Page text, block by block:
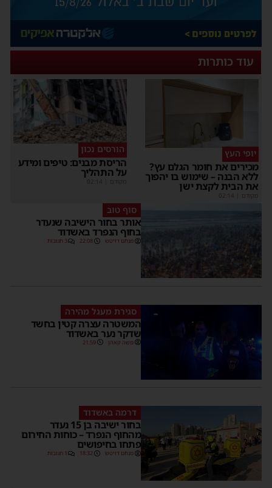
עוד כותרות
יופי העץ
מכירים את חומר הגלם עץ?
ללא הבנה – שימוש בו יהפוך
את הבית לקצת ישן
מקודם
הורסים נכון
הריסת מבנים: טיפים ומידע
על התהליך
מקודם
סוף טוב
אותר בחור הישיבה שנעדר
בחוף הנפרד באשדוד
מנחם דויטש 22:08 3 תגובות
סגירת מעגל מהירה
המשטרה עצרה קטין בחשד
שדקר נער באשדוד
משה קאהן 21:59
דרמה באשדוד
בחור ישיבה בן 15 נעדר
מהחוף הנפרד – כוחות החירום
פתחו בחיפושים
מנחם דויטש 18:32 1 תגובות